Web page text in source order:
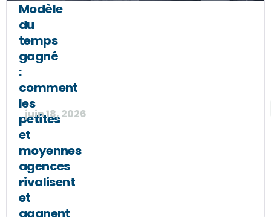
Modèle
du
temps
gagné
:
comment
les
petites
et
moyennes
agences
rivalisent
et
gagnent
juin 18, 2026